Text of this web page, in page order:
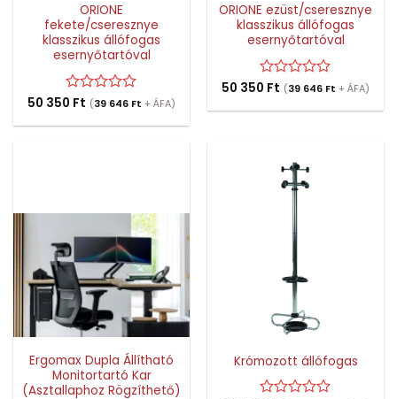
ORIONE
fekete/cseresznye
klasszikus állófogas
esernyőtartóval
Értékelés:
/
50 350 Ft (39 646 Ft + ÁFA)
ORIONE ezüst/cseresznye
klasszikus állófogas
esernyőtartóval
Értékelés:
/
50 350 Ft (39 646 Ft + ÁFA)
Ergomax Dupla Állítható
Monitortartó Kar
(Asztallaphoz Rögzíthető)
Krómozott állófogas